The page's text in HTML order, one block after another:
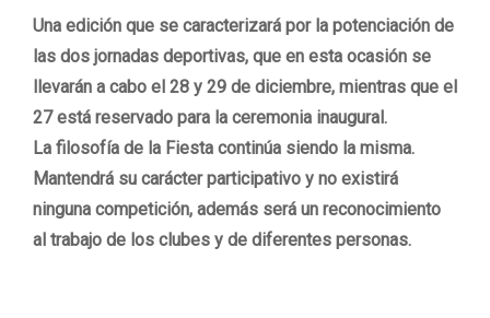
Una edición que se caracterizará por la potenciación de
las dos jornadas deportivas, que en esta ocasión se
llevarán a cabo el 28 y 29 de diciembre, mientras que el
27 está reservado para la ceremonia inaugural.
La filosofía de la Fiesta continúa siendo la misma.
Mantendrá su carácter participativo y no existirá
ninguna competición, además será un reconocimiento
al trabajo de los clubes y de diferentes personas.